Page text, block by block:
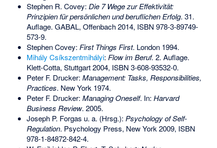
Stephen R. Covey: Die 7 Wege zur Effektivität:
Prinzipien für persönlichen und beruflichen Erfolg. 31.
Auflage. GABAL, Offenbach 2014, ISBN 978-3-89749-
573-9.
Stephen Covey: First Things First. London 1994.
Mihály Csíkszentmihályi: Flow im Beruf. 2. Auflage.
Klett-Cotta, Stuttgart 2004, ISBN 3-608-93532-0.
Peter F. Drucker: Management: Tasks, Responsibilities,
Practices. New York 1974.
Peter F. Drucker: Managing Oneself. In: Harvard
Business Review. 2005.
Joseph P. Forgas u. a. (Hrsg.): Psychology of Self-
Regulation. Psychology Press, New York 2009, ISBN
978-1-84872-842-4.